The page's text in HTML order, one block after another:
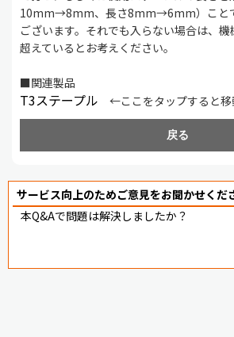
10mm→8mm、長さ8mm→6mm）こと
ございます。それでも入らない場合は、
超えているとお考えください。
■関連製品
T3ステープル ←ここをタップすると移
戻る
サービス向上のためご意見をお聞かせくだ
本Q&Aで問題は解決しましたか？